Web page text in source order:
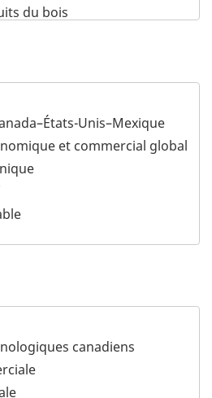
du bois
mer
matières plastiques
et des
Unis–Mexique
et commercial global
Partenariat transpacifique
canadiens